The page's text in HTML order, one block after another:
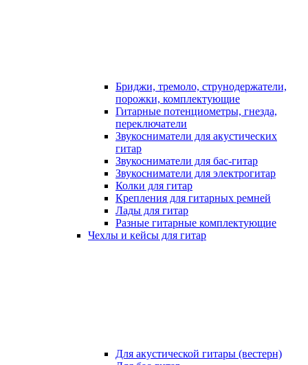
Бриджи, тремоло, струнодержатели,
порожки, комплектующие
Гитарные потенциометры, гнезда,
переключатели
Звукосниматели для акустических
гитар
Звукосниматели для бас-гитар
Звукосниматели для электрогитар
Колки для гитар
Крепления для гитарных ремней
Лады для гитар
Разные гитарные комплектующие
Чехлы и кейсы для гитар
Для акустической гитары (вестерн)